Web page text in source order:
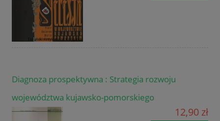
Diagnoza prospektywna : Strategia rozwoju
województwa kujawsko-pomorskiego
12,90 zł